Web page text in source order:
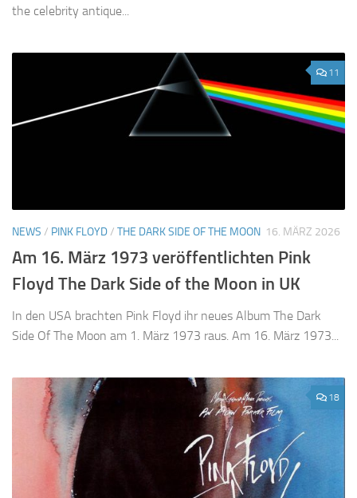
the celebrity antique...
11
NEWS / PINK FLOYD/ THE DARK SIDE OF THE MOON 16. MÄRZ 2026
Am 16. März 1973 veröffentlichten Pink
Floyd The Dark Side of the Moon in UK
In den USA brachten Pink Floyd ihr neues Album The Dark
Side Of The Moon am 1. März 1973 raus. Am 16. März 1973...
18